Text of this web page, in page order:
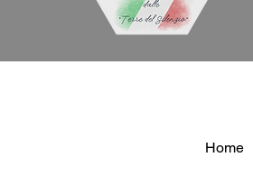
Home